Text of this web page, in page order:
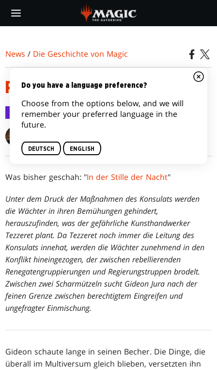
main
News / Die Geschichte von Magic
RUHIGE MOMENTE
Die Geschichte von Magic 8. Dez. 2016
Was bisher geschah: "In der Stille der Nacht"
Unter dem Druck der Maßnahmen des Konsulats werden
die Wächter in ihren Bemühungen gehindert,
herauszufinden, was der gefährliche Kunsthandwerker
Tezzeret plant. Da Tezzeret noch immer die Leitung des
Konsulats innehat, werden die Wächter zunehmend in den
Konflikt hineingezogen, der zwischen rebellierenden
Renegatengruppierungen und Regierungstruppen brodelt.
Zwischen zwei Scharmützeln sucht Gideon Jura nach der
feinen Grenze zwischen berechtigtem Eingreifen und
ungefragter Einmischung.
Gideon schaute lange in seinen Becher. Die Dinge, die
überall im Multiversum gleich blieben, versetzten ihn
Do you have a language preference?
Choose from the options below, and we will
remember your preferred language in the
future.
DEUTSCH ENGLISH